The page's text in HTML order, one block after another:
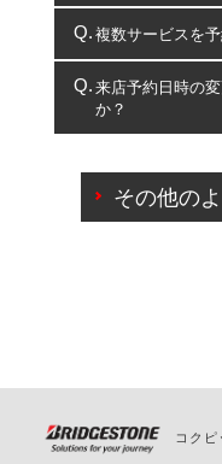
コクピット・タ
複数サービスを
複数サービスの
一部の商品・サービ
出来ないものもござ
来店予約日時の
か？
ご来店予約日の3
の日時変更につ
その他の
コク